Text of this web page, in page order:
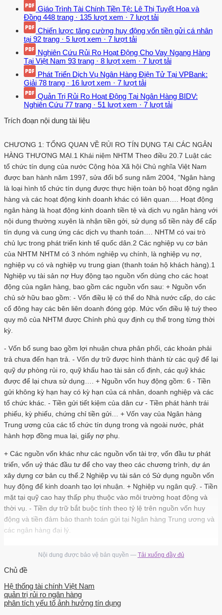
Giáo Trình Tài Chính Tiền Tệ: Lê Thị Tuyết Hoa và
Đồng 448 trang · 135 lượt xem · 7 lượt tải
Chiến lược tăng cường huy động vốn tiền gửi cá nhân
tại 92 trang · 5 lượt xem · 7 lượt tải
Nghiên Cứu Rủi Ro Hoạt Động Cho Vay Ngang Hàng
Tại Việt Nam 93 trang · 8 lượt xem · 7 lượt tải
Phát Triển Dịch Vụ Ngân Hàng Điện Tử Tại VPBank:
Giải 78 trang · 16 lượt xem · 7 lượt tải
Quản Trị Rủi Ro Hoạt Động Tại Ngân Hàng BIDV:
Nghiên Cứu 77 trang · 51 lượt xem · 7 lượt tải
Trích đoạn nội dung tài liệu
CHƯƠNG 1: TỔNG QUAN VỀ RỦI RO TÍN DỤNG TẠI CÁC NGÂN
HÀNG THƯƠNG MẠI.1 Khái niệm NHTM Theo điều 20.7 Luật các
tổ chức tín dụng của nước Cộng hòa Xã hội Chủ nghĩa Việt Nam
được ban hành năm 1997, sửa đổi bổ sung năm 2004, “Ngân hàng
là loại hình tổ chức tín dụng được thực hiện toàn bộ hoạt động ngân
hàng và các hoạt động kinh doanh khác có liên quan…. Hoạt động
ngân hàng là hoạt động kinh doanh tiền tệ và dịch vụ ngân hàng với
nội dung thường xuyên là nhận tiền gởi, sử dụng số tiền này để cấp
tín dụng và cung ứng các dịch vụ thanh toán…. NHTM có vai trò
chủ lực trong phát triển kinh tế quốc dân.2 Các nghiệp vụ cơ bản
của NHTM NHTM có 3 nhóm nghiệp vụ chính, là nghiệp vụ nợ,
nghiệp vụ có và nghiệp vụ trung gian (thanh toán hộ khách hàng).1
Nghiệp vụ tài sản nợ Huy động tạo nguồn vốn dùng cho các hoạt
động của ngân hàng, bao gồm các nguồn vốn sau: + Nguồn vốn
chủ sở hữu bao gồm: - Vốn điều lệ có thể do Nhà nước cấp, do các
cổ đông hay các bên liên doanh đóng góp. Mức vốn điều lệ tuỳ theo
quy mô của NHTM được Chính phủ quy định cụ thể trong từng thời
kỳ.
- Vốn bổ sung bao gồm lợi nhuận chưa phân phối, các khoản phải
trả chưa đến hạn trả. - Vốn dự trữ được hình thành từ các quỹ để lại
quỹ dự phòng rủi ro, quỹ khấu hao tài sản cố định, các quỹ khác
được để lại chưa sử dụng…. + Nguồn vốn huy động gồm: 6 - Tiền
gửi không kỳ hạn hay có kỳ hạn của cá nhân, doanh nghiệp và các
tổ chức khác. - Tiền gửi tiết kiệm của dân cư - Tiền phát hành trái
phiếu, kỳ phiếu, chứng chỉ tiền gửi… + Vốn vay của Ngân hàng
Trung ương của các tổ chức tín dụng trong và ngoài nước, phát
hành hợp đồng mua lại, giấy nợ phụ.
+ Các nguồn vốn khác như các nguồn vốn tài trợ, vốn đầu tư phát
triển, vốn uỷ thác đầu tư để cho vay theo các chương trình, dự án
xây dựng cơ bản cụ thể.2 Nghiệp vụ tài sản có Sử dụng nguồn vốn
huy động để kinh doanh tạo lợi nhuận. + Nghiệp vụ ngân quỹ. - Tiền
mặt tại quỹ cao hay thấp phụ thuộc vào môi trường hoạt động và
thời vụ. - Tiền dự trữ bắt buộc tính theo tỷ lệ trên nguồn vốn huy
động và tiền đảm bảo thanh toán gửi tại Ngân hàng Trung ương và
các ngân hàng đại lý.
yếu cho ngân hàng và có tỷ lệ sinh lợi cao nhất, gồm có: tín dụng
ứng trước, thấu chi, chiết khấu, bao thanh toán, cho thuê tài chính,
sự ủy thác của khách hàng như thanh toán, thu hộ, môi giới chứng
khoán, ủy thác…. Giữa 3 nhóm nghiệp vụ này có một mối liên hệ
Nội dung được bảo vệ bản quyền — Tải xuống đầy đủ
Chủ đề
Hệ thống tài chính Việt Nam
quản trị rủi ro ngân hàng
phân tích yếu tố ảnh hưởng tín dụng